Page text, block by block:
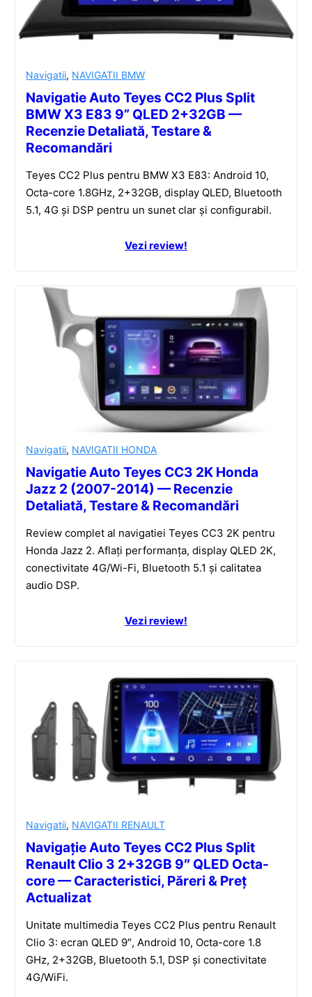
Navigatii, NAVIGATII BMW
Navigatie Auto Teyes CC2 Plus Split
BMW X3 E83 9” QLED 2+32GB —
Recenzie Detaliată, Testare &
Recomandări
Teyes CC2 Plus pentru BMW X3 E83: Android 10,
Octa-core 1.8GHz, 2+32GB, display QLED, Bluetooth
5.1, 4G și DSP pentru un sunet clar și configurabil.
Vezi review!
Navigatii, NAVIGATII HONDA
Navigatie Auto Teyes CC3 2K Honda
Jazz 2 (2007-2014) — Recenzie
Detaliată, Testare & Recomandări
Review complet al navigatiei Teyes CC3 2K pentru
Honda Jazz 2. Aflați performanța, display QLED 2K,
conectivitate 4G/Wi-Fi, Bluetooth 5.1 și calitatea
audio DSP.
Vezi review!
Navigatii, NAVIGATII RENAULT
Navigație Auto Teyes CC2 Plus Split
Renault Clio 3 2+32GB 9″ QLED Octa-
core — Caracteristici, Păreri & Preț
Actualizat
Unitate multimedia Teyes CC2 Plus pentru Renault
Clio 3: ecran QLED 9″, Android 10, Octa-core 1.8
GHz, 2+32GB, Bluetooth 5.1, DSP și conectivitate
4G/WiFi.